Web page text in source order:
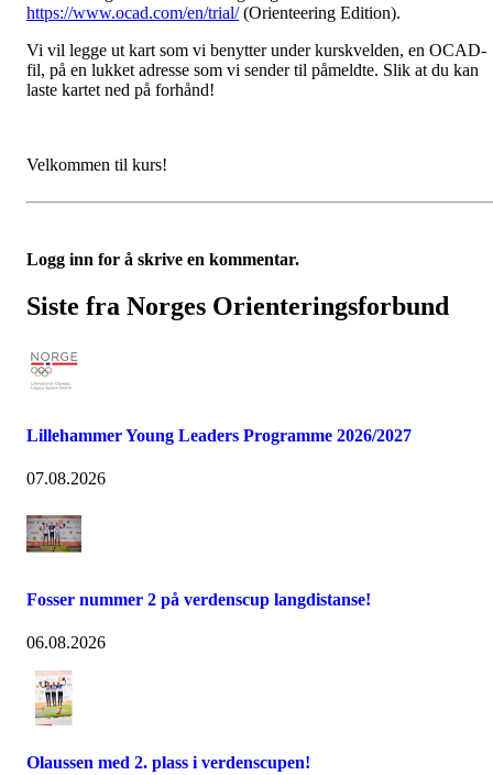
https://www.ocad.com/en/trial/(Orienteering Edition).
Vi vil legge ut kart som vi benytter under kurskvelden, en OCAD-
fil, på en lukket adresse som vi sender til påmeldte. Slik at du kan
laste kartet ned på forhånd!
Velkommen til kurs!
Logg inn for å skrive en kommentar.
Siste fra Norges Orienteringsforbund
Lillehammer Young Leaders Programme 2026/2027
07.08.2026
Fosser nummer 2 på verdenscup langdistanse!
06.08.2026
Olaussen med 2. plass i verdenscupen!